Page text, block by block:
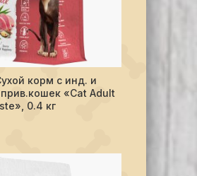
корм.кош "Cat Kitten Healthy Growth",
CARE, Сухой корм с инд. и уткой д/
В КОРЗИНУ
корм с инд. и
«Cat Adult
0.4 кг